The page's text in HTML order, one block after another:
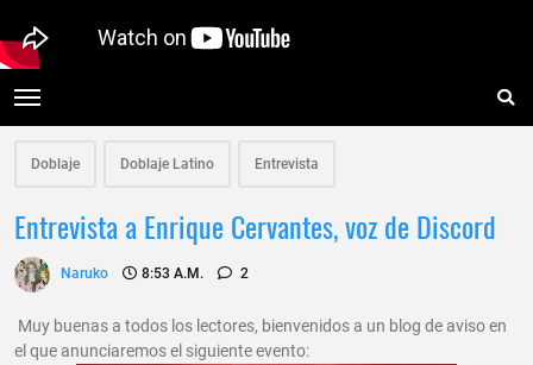
Doblaje Doblaje Latino Entrevista
Entrevista a Enrique Cervantes, voz de Discord
Naruko 8:53 A.m. 2
Muy buenas a todos los lectores, bienvenidos a un blog de aviso en
el que anunciaremos el siguiente evento: